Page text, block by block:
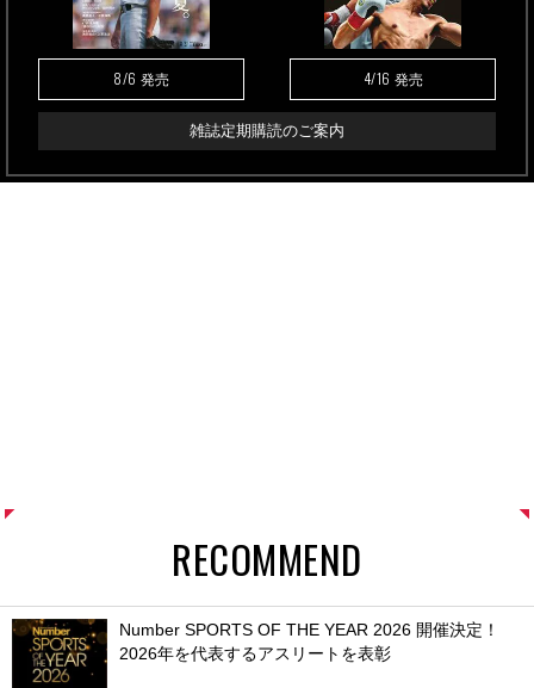
8/6 発売 4/16 発売
雑誌定期購読のご案内
RECOMMEND
Number SPORTS OF THE YEAR 2026 開催決定！
2026年を代表するアスリートを表彰